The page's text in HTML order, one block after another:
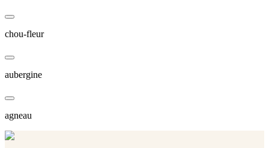
chou-fleur
aubergine
agneau